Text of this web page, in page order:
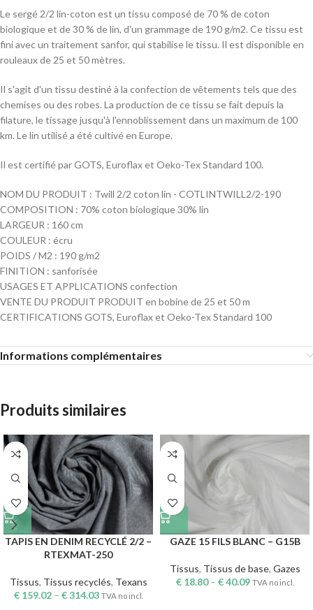
Le sergé 2/2 lin-coton est un tissu composé de 70 % de coton
biologique et de 30 % de lin, d'un grammage de 190 g/m2. Ce tissu est
fini avec un traitement sanfor, qui stabilise le tissu. Il est disponible en
rouleaux de 25 et 50 mètres.
Il s'agit d'un tissu destiné à la confection de vêtements tels que des
chemises ou des robes. La production de ce tissu se fait depuis la
filature, le tissage jusqu'à l'ennoblissement dans un maximum de 100
km. Le lin utilisé a été cultivé en Europe.
Il est certifié par GOTS, Euroflax et Oeko-Tex Standard 100.
NOM DU PRODUIT : Twill 2/2 coton lin - COTLINTWILL2/2-190
COMPOSITION : 70% coton biologique 30% lin
LARGEUR : 160 cm
COULEUR : écru
POIDS / M2 : 190 g/m2
FINITION : sanforisée
USAGES ET APPLICATIONS confection
VENTE DU PRODUIT PRODUIT en bobine de 25 et 50 m
CERTIFICATIONS GOTS, Euroflax et Oeko-Tex Standard 100
Informations complémentaires
Produits similaires
TAPIS EN DENIM RECYCLÉ 2/2 –
RTEXMAT-250
Tissus, Tissus recyclés, Texans
€159.02– €314.03 TVA no incl.
GAZE 15 FILS BLANC – G15B
Tissus, Tissus de base, Gazes
€18.80– €40.09 TVA no incl.